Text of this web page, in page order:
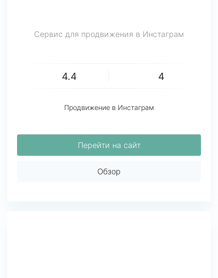
Сервис для продвижения в Инстаграм
4.4 4
Продвижение в Инстаграм
Перейти на сайт
Обзор